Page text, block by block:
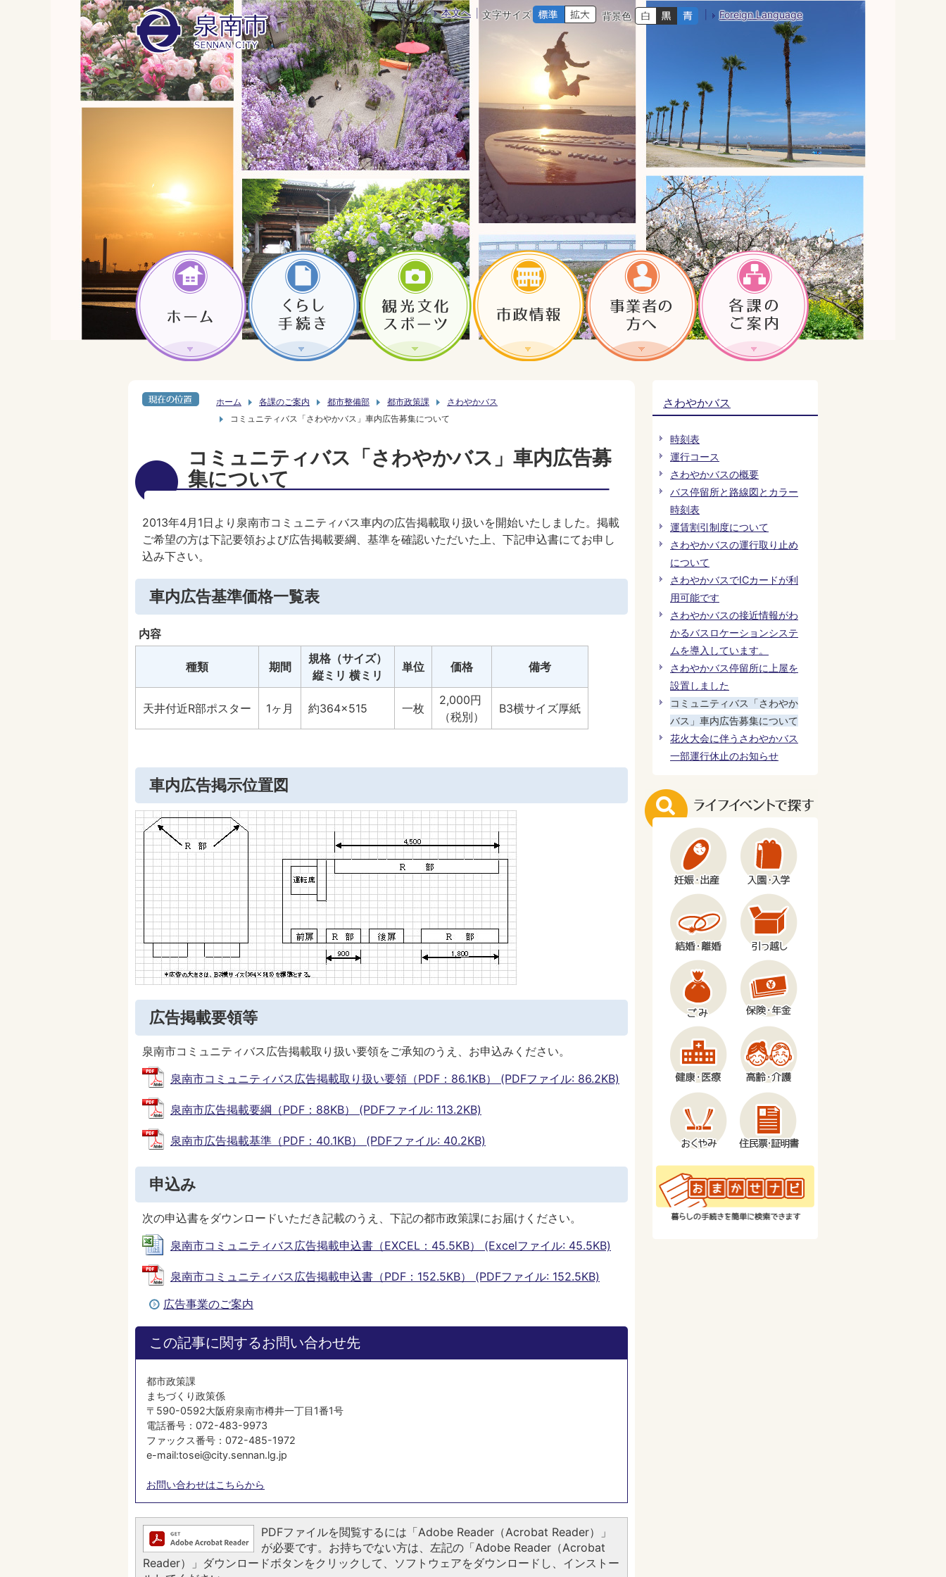
本文へ 文字サイズ 背景色 Foreign Language
ホーム 各課のご案内 都市整備部 都市政策課
さわやかバス
コミュニティバス「さわやかバス」車内広告募集について
コミュニティバス「さわやかバス」車内広告募
集について
2013年4月1日より泉南市コミュニティバス車内の広告掲載取り扱いを開始いたしました。掲載
ご希望の方は下記要領および広告掲載要綱、基準を確認いただいた上、下記申込書にてお申し
込み下さい。
車内広告基準価格一覧表
内容
種類 期間
規格（サイズ）
縦ミリ 横ミリ
単位 価格 備考
天井付近R部ポスター 1ヶ月 約364×515 一枚
2,000円
（税別）
B3横サイズ厚紙
車内広告掲示位置図
広告掲載要領等
泉南市コミュニティバス広告掲載取り扱い要領をご承知のうえ、お申込みください。
泉南市コミュニティバス広告掲載取り扱い要領（PDF：86.1KB） (PDFファイル: 86.2KB)
泉南市広告掲載要綱（PDF：88KB） (PDFファイル: 113.2KB)
泉南市広告掲載基準（PDF：40.1KB） (PDFファイル: 40.2KB)
申込み
次の申込書をダウンロードいただき記載のうえ、下記の都市政策課にお届けください。
泉南市コミュニティバス広告掲載申込書（EXCEL：45.5KB） (Excelファイル: 45.5KB)
泉南市コミュニティバス広告掲載申込書（PDF：152.5KB） (PDFファイル: 152.5KB)
広告事業のご案内
この記事に関するお問い合わせ先
都市政策課
まちづくり政策係
〒590-0592大阪府泉南市樽井一丁目1番1号
電話番号：072-483-9973
ファックス番号：072-485-1972
e-mail:tosei@city.sennan.lg.jp
お問い合わせはこちらから
PDFファイルを閲覧するには「Adobe Reader（Acrobat Reader）」
が必要です。お持ちでない方は、左記の「Adobe Reader（Acrobat
Reader）」ダウンロードボタンをクリックして、ソフトウェアをダウンロードし、インストー
さわやかバス
時刻表
運行コース
さわやかバスの概要
バス停留所と路線図とカラー
時刻表
運賃割引制度について
さわやかバスの運行取り止め
について
さわやかバスでICカードが利
用可能です
さわやかバスの接近情報がわ
かるバスロケーションシステ
ムを導入しています。
さわやかバス停留所に上屋を
設置しました
コミュニティバス「さわやか
バス」車内広告募集について
花火大会に伴うさわやかバス
一部運行休止のお知らせ